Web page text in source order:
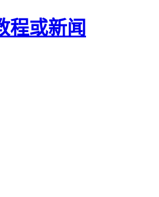
程或新闻